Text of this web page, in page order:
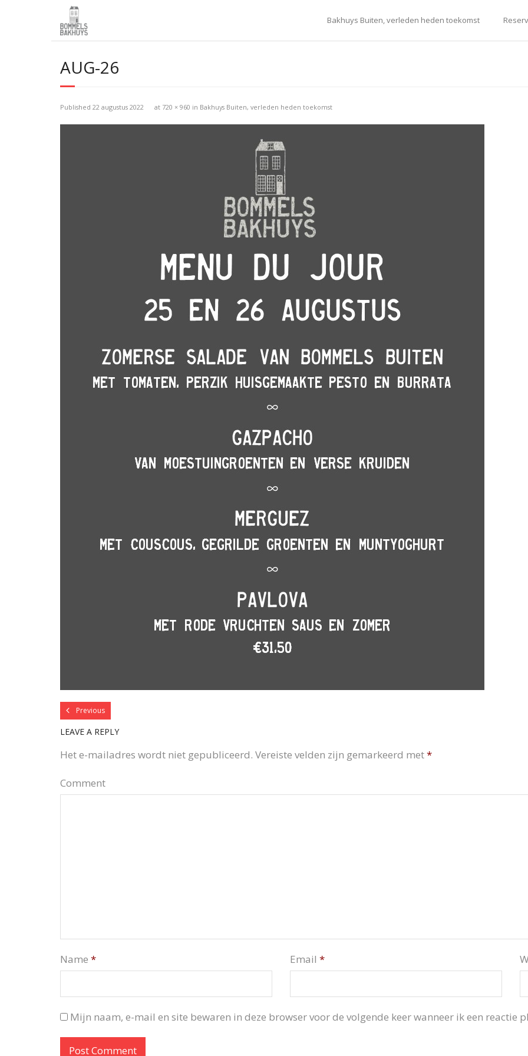
Bakhuys Buiten, verleden heden toekomst
AUG-26
Published 22 augustus 2022 at 720 × 960 in Bakhuys Buiten, verleden heden toekomst
Previous
LEAVE A REPLY
Het e-mailadres wordt niet gepubliceerd. Vereiste velden zijn gemarkeerd met*
Comment
Name * Email *
Mijn naam, e-mail en site bewaren in deze browser voor de volgende keer wanneer ik een reactie